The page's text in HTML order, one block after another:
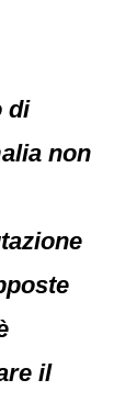
di
non
il